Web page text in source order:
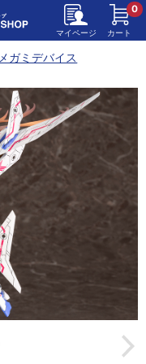
マイページ カート
0
メガミデバイス